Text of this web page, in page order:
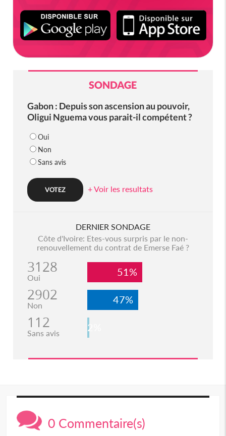
SONDAGE
Gabon : Depuis son ascension au pouvoir,
Oligui Nguema vous parait-il compétent ?
Oui
Non
Sans avis
+ Voir les resultats
DERNIER SONDAGE
Côte d'Ivoire: Etes-vous surpris par le non-
renouvellement du contrat de Emerse Faé ?
3128
Oui 51%
2902
Non 47%
112
Sans avis 2%
0 Commentaire(s)